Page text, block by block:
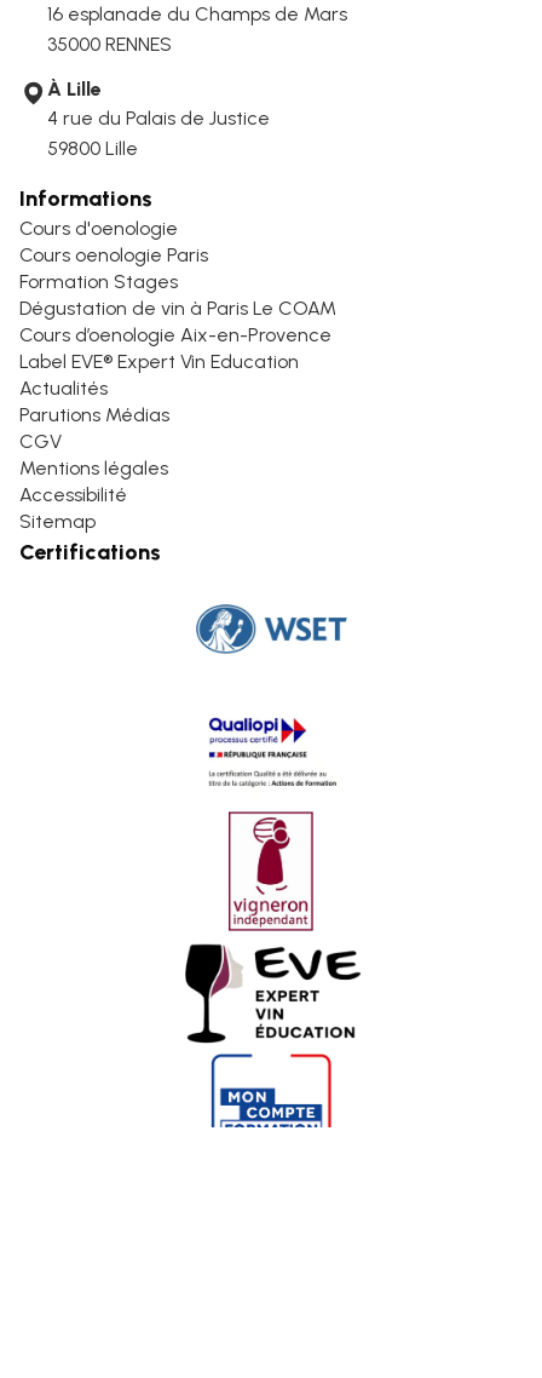
16 esplanade du Champs de Mars
35000 RENNES
À Lille
4 rue du Palais de Justice
59800 Lille
Informations
Cours d'oenologie
Cours oenologie Paris
Formation Stages
Dégustation de vin à Paris Le COAM
Cours d’oenologie Aix-en-Provence
Label EVE® Expert Vin Education
Actualités
Parutions Médias
CGV
Mentions légales
Accessibilité
Sitemap
Certifications